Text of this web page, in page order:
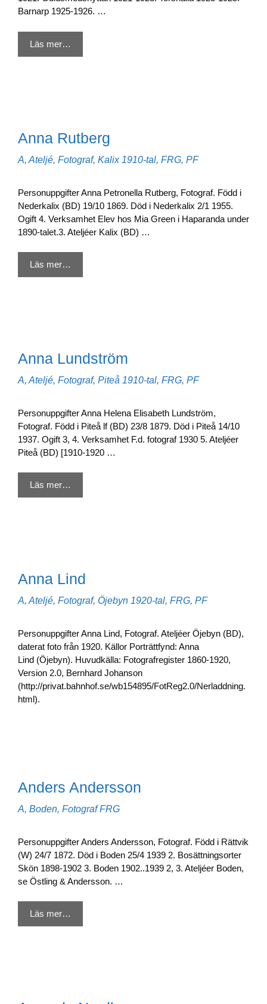
Barnarp 1925-1926. …
Läs mer…
Anna Rutberg
Kategorier
A, Ateljé, Fotograf, Kalix Etiketter
1910-tal, FRG, PF
Personuppgifter Anna Petronella Rutberg, Fotograf. Född i
Nederkalix (BD) 19/10 1869. Död i Nederkalix 2/1 1955.
Ogift 4. Verksamhet Elev hos Mia Green i Haparanda under
1890-talet.3. Ateljéer Kalix (BD) …
Läs mer…
Anna Lundström
Kategorier
A, Ateljé, Fotograf, Piteå Etiketter
1910-tal, FRG, PF
Personuppgifter Anna Helena Elisabeth Lundström,
Fotograf. Född i Piteå lf (BD) 23/8 1879. Död i Piteå 14/10
1937. Ogift 3, 4. Verksamhet F.d. fotograf 1930 5. Ateljéer
Piteå (BD) [1910-1920 …
Läs mer…
Anna Lind
Kategorier
A, Ateljé, Fotograf, Öjebyn Etiketter
1920-tal, FRG, PF
Personuppgifter Anna Lind, Fotograf. Ateljéer Öjebyn (BD),
daterat foto från 1920. Källor Porträttfynd: Anna
Lind (Öjebyn). Huvudkälla: Fotografregister 1860-1920,
Version 2.0, Bernhard Johanson
(http://privat.bahnhof.se/wb154895/FotReg2.0/Nerladdning.
html).
Anders Andersson
Kategorier
A, Boden, Fotograf Etiketter
FRG
Personuppgifter Anders Andersson, Fotograf. Född i Rättvik
(W) 24/7 1872. Död i Boden 25/4 1939 2. Bosättningsorter
Skön 1898-1902 3. Boden 1902..1939 2, 3. Ateljéer Boden,
se Östling & Andersson. …
Läs mer…